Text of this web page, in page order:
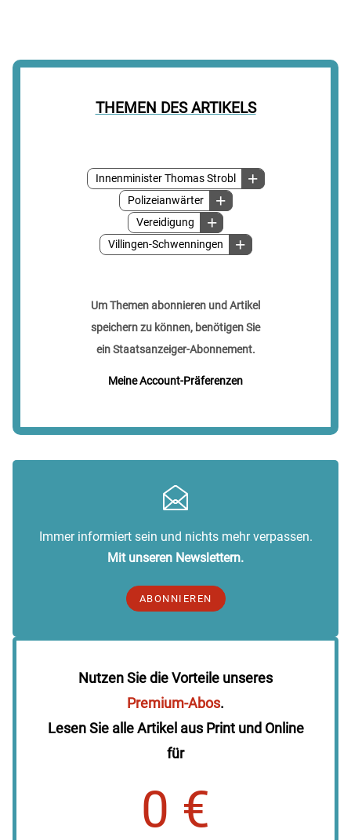
THEMEN DES ARTIKELS
Innenminister Thomas Strobl
Polizeianwärter
Vereidigung
Villingen-Schwenningen
Um Themen abonnieren und Artikel
speichern zu können, benötigen Sie
ein Staatsanzeiger-Abonnement.
Meine Account-Präferenzen
Immer informiert sein und nichts mehr verpassen.
Mit unseren Newslettern.
ABONNIEREN
Nutzen Sie die Vorteile unseres
Premium-Abos.
Lesen Sie alle Artikel aus Print und Online
für
0 €